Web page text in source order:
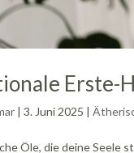
Erste-
|3. Juni 2025 |
Öle, die deine Seele